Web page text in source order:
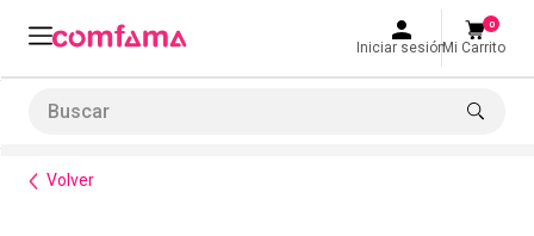
Iniciar sesiónMi Carrito
0
Volver